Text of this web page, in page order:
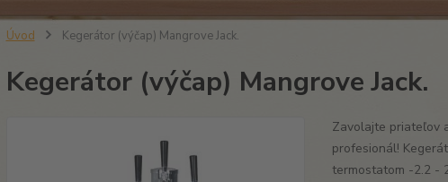
Úvod Kegerátor (výčap) Mangrove Jack.
Kegerátor (výčap) Mangrove Jack.
Zavolajte priateľov
profesionál!
termostatom -2.2 -